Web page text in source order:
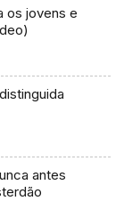
os jovens e
antes